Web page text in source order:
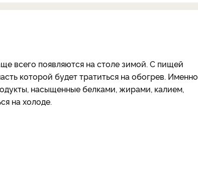
всего появляются на столе зимой. С пищей
которой будет тратиться на обогрев. Именно
насыщенные белками, жирами, калием,
на холоде.